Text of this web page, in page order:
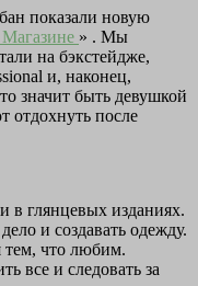
показали новую
» . Мы
на бэкстейдже,
и, наконец,
значит быть девушкой
отдохнуть после
в глянцевых изданиях.
и создавать одежду.
тем, что любим.
все и следовать за